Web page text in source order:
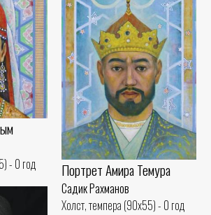
- 0 год
Портрет Амира Темура
Садик Рахманов
Холст, темпера (90x55) - 0 год